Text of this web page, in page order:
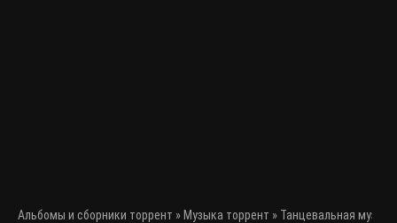
Альбомы и сборники торрент » Музыка торрент » Танцевальная